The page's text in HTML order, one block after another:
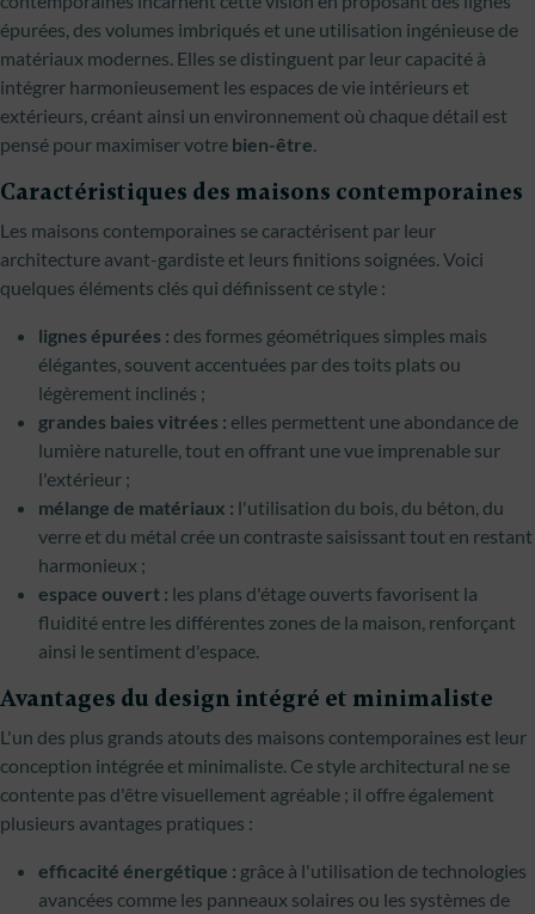
épurées, des volumes imbriqués et une utilisation ingénieuse de
matériaux modernes. Elles se distinguent par leur capacité à
intégrer harmonieusement les espaces de vie intérieurs et
extérieurs, créant ainsi un environnement où chaque détail est
pensé pour maximiser votre bien-être
Caractéristiques des maisons contemporaines
Les maisons contemporaines se caractérisent par leur
architecture avant-gardiste et leurs finitions soignées. Voici
quelques éléments clés qui définissent ce style :
lignes épurées : des formes géométriques simples mais
élégantes, souvent accentuées par des toits plats ou
légèrement inclinés ;
grandes baies vitrées : elles permettent une abondance de
lumière naturelle, tout en offrant une vue imprenable sur
l'extérieur ;
mélange de matériaux : l'utilisation du bois, du béton, du
verre et du métal crée un contraste saisissant tout en restant
harmonieux ;
espace ouvert : les plans d'étage ouverts favorisent la
fluidité entre les différentes zones de la maison, renforçant
ainsi le sentiment d'espace.
Avantages du design intégré et minimaliste
L'un des plus grands atouts des maisons contemporaines est leur
conception intégrée et minimaliste. Ce style architectural ne se
contente pas d'être visuellement agréable ; il offre également
plusieurs avantages pratiques :
efficacité énergétique : grâce à l'utilisation de technologies
avancées comme les panneaux solaires ou les systèmes de